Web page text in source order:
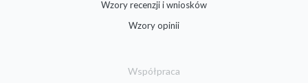
Wzory recenzji i wniosków
Wzory opinii
Współpraca